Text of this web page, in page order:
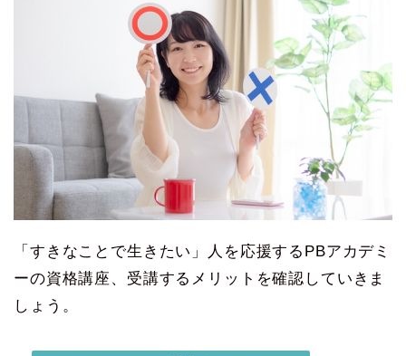
「すきなことで生きたい」人を応援するPBアカデミ
ーの資格講座、受講するメリットを確認していきま
しょう。